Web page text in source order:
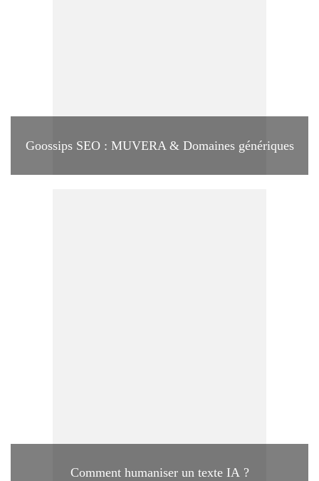
Goossips SEO : MUVERA & Domaines génériques
Comment humaniser un texte IA ?